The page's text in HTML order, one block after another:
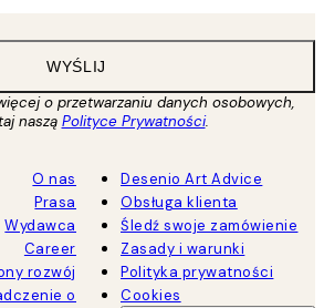
WYŚLIJ
o przetwarzaniu danych osobowych,
naszą Polityce Prywatności.
O nas
Prasa
Wydawca
Career
rozwój
o
Desenio Art Advice
Obsługa klienta
Śledź swoje zamówienie
Zasady i warunki
Polityka prywatności
Cookies